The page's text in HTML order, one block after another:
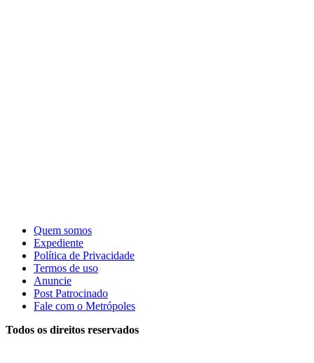
Quem somos
Expediente
Política de Privacidade
Termos de uso
Anuncie
Post Patrocinado
Fale com o Metrópoles
Todos os direitos reservados